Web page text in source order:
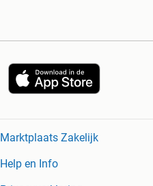
Marktplaats Zakelijk
Help en Info